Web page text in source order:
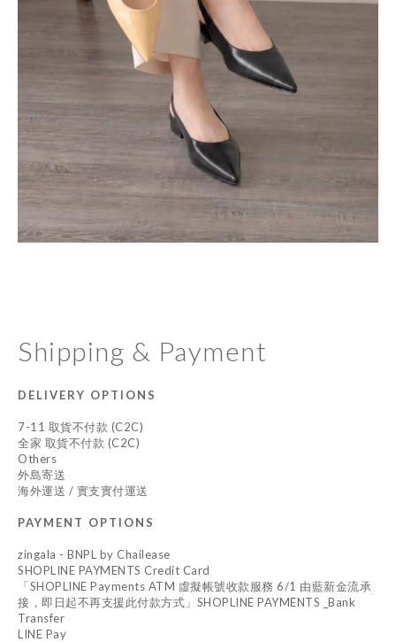
Shipping & Payment
DELIVERY OPTIONS
7-11 取貨不付款 (C2C)
全家 取貨不付款 (C2C)
Others
外島寄送
海外運送 / 實支實付運送
PAYMENT OPTIONS
zingala - BNPL by Chailease
SHOPLINE PAYMENTS Credit Card
「SHOPLINE Payments ATM 虛擬帳號收款服務 6/1 由藍新金流承
接，即日起不再支援此付款方式」SHOPLINE PAYMENTS _Bank
Transfer
LINE Pay